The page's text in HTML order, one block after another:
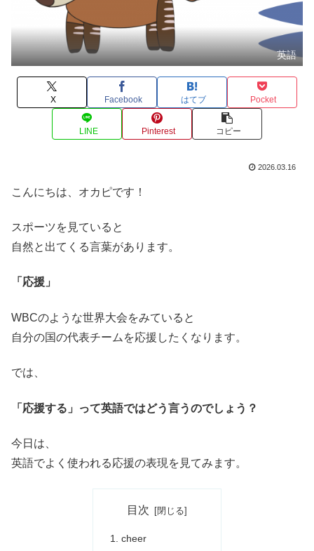
英語
X Facebook はてブ Pocket
LINE Pinterest コピー
2026.03.16
こんにちは、オカピです！
スポーツを見ていると
自然と出てくる言葉があります。
「応援」
WBCのような世界大会をみていると
自分の国の代表チームを応援したくなります。
では、
「応援する」って英語ではどう言うのでしょう？
今日は、
英語でよく使われる応援の表現を見てみます。
目次
cheer